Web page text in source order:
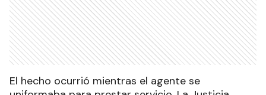
El hecho ocurrió mientras el agente se